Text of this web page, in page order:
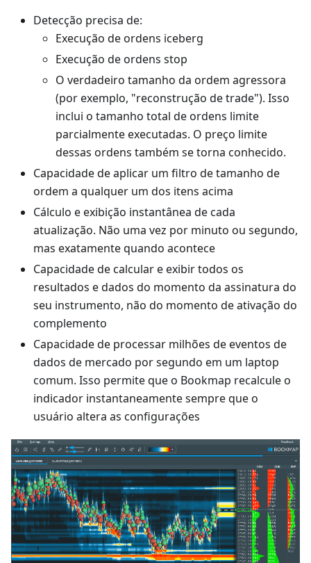
Detecção precisa de:
Execução de ordens iceberg
Execução de ordens stop
O verdadeiro tamanho da ordem agressora
(por exemplo, "reconstrução de trade"). Isso
inclui o tamanho total de ordens limite
parcialmente executadas. O preço limite
dessas ordens também se torna conhecido.
Capacidade de aplicar um filtro de tamanho de
ordem a qualquer um dos itens acima
Cálculo e exibição instantânea de cada
atualização. Não uma vez por minuto ou segundo,
mas exatamente quando acontece
Capacidade de calcular e exibir todos os
resultados e dados do momento da assinatura do
seu instrumento, não do momento de ativação do
complemento
Capacidade de processar milhões de eventos de
dados de mercado por segundo em um laptop
comum. Isso permite que o Bookmap recalcule o
indicador instantaneamente sempre que o
usuário altera as configurações